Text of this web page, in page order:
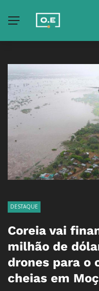
DESTAQUE
Coreia vai
milhão de
drones para o
cheias em